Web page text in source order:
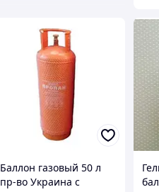
Баллон газовый 50 л
пр-во Украина с